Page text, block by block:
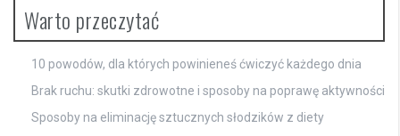
Warto przeczytać
10 powodów, dla których powinieneś ćwiczyć każdego dnia
Brak ruchu: skutki zdrowotne i sposoby na poprawę aktywności
Sposoby na eliminację sztucznych słodzików z diety